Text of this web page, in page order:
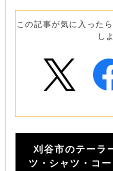
この記事が気に入った
し
刈谷市のテーラ
ツ・シャツ・コ